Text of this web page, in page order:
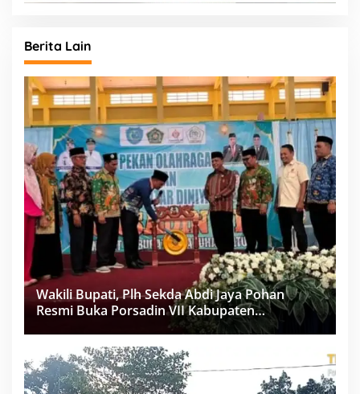
Berita Lain
Wakili Bupati, Plh Sekda Abdi Jaya Pohan
Resmi Buka Porsadin VII Kabupaten